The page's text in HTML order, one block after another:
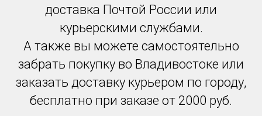
доставка Почтой России или
курьерскими службами.
А также вы можете самостоятельно
забрать покупку во Владивостоке или
заказать доставку курьером по городу,
бесплатно при заказе от 2000 руб.